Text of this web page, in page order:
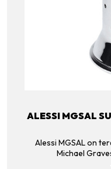
ALESSI MGSAL
Alessi MGSAL on
Michael